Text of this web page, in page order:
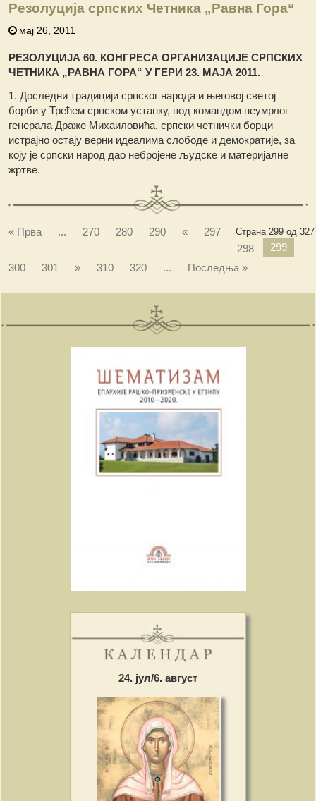
Резолуција српских Четника „Равна Гора“
мај 26, 2011
РЕЗОЛУЦИЈА 60. КОНГРЕСА ОРГАНИЗАЦИЈЕ СРПСКИХ
ЧЕТНИКА „РАВНА ГОРА“ У ГЕРИ 23. МАЈА 2011.
1. Доследни традицији српског народа и његовој светој
борби у Трећем српском устанку, под командом неумрлог
генерала Драже Михаиловића, српски четнички борци
истрајно остају верни идеалима слободе и демократије, за
коју је српски народ дао небројене људске и материјалне
жртве.
Страна 299 од 327
« Прва ... 270 280 290 «
297
298
299
300
301 » 310 320 ... Последња »
24. јул/6. август